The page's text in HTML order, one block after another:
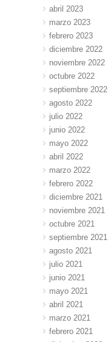
abril 2023
marzo 2023
febrero 2023
diciembre 2022
noviembre 2022
octubre 2022
septiembre 2022
agosto 2022
julio 2022
junio 2022
mayo 2022
abril 2022
marzo 2022
febrero 2022
diciembre 2021
noviembre 2021
octubre 2021
septiembre 2021
agosto 2021
julio 2021
junio 2021
mayo 2021
abril 2021
marzo 2021
febrero 2021